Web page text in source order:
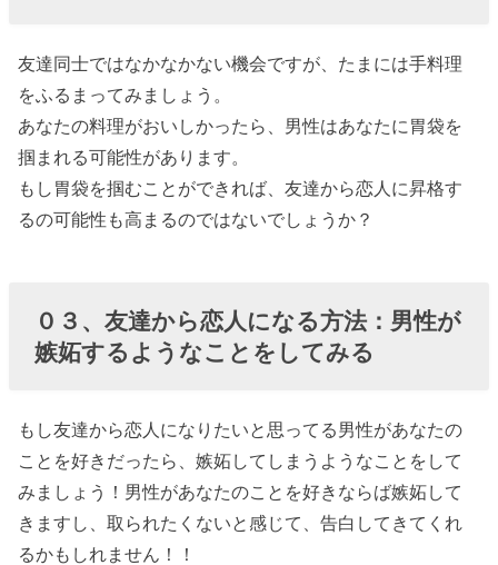
友達同士ではなかなかない機会ですが、たまには手料理
をふるまってみましょう。
あなたの料理がおいしかったら、男性はあなたに胃袋を
掴まれる可能性があります。
もし胃袋を掴むことができれば、友達から恋人に昇格す
るの可能性も高まるのではないでしょうか？
０３、友達から恋人になる方法：男性が
嫉妬するようなことをしてみる
もし友達から恋人になりたいと思ってる男性があなたの
ことを好きだったら、嫉妬してしまうようなことをして
みましょう！男性があなたのことを好きならば嫉妬して
きますし、取られたくないと感じて、告白してきてくれ
るかもしれません！！